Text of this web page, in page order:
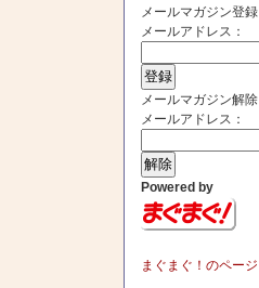
メールマガジン登録
メールアドレス：
メールマガジン解除
メールアドレス：
Powered by
まぐまぐ！のページ